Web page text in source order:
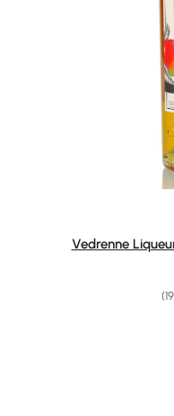
Vedrenne